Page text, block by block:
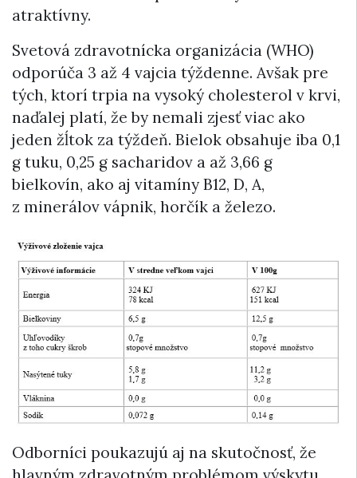
atraktívny.
Svetová zdravotnícka organizácia (WHO)
odporúča 3 až 4 vajcia týždenne. Avšak pre
tých, ktorí trpia na vysoký cholesterol v krvi,
naďalej platí, že by nemali zjesť viac ako
jeden žĺtok za týždeň. Bielok obsahuje iba 0,1
g tuku, 0,25 g sacharidov a až 3,66 g
bielkovín, ako aj vitamíny B12, D, A,
z minerálov vápnik, horčík a železo.
Odborníci poukazujú aj na skutočnosť, že